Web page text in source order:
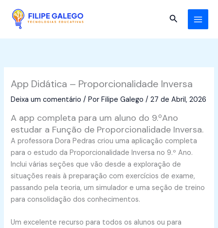
content
Search
App Didática – Proporcionalidade Inversa
Deixa um comentário / Por Filipe Galego/27 de Abril, 2026
A app completa para um aluno do 9.ºAno
estudar a Função de Proporcionalidade Inversa.
A professora Dora Pedras criou uma aplicação completa
para o estudo da Proporcionalidade Inversa no 9.º Ano.
Inclui várias seções que vão desde a exploração de
situações reais à preparação com exercícios de exame,
passando pela teoria, um simulador e uma seção de treino
para consolidação dos conhecimentos.
Um excelente recurso para todos os alunos ou para